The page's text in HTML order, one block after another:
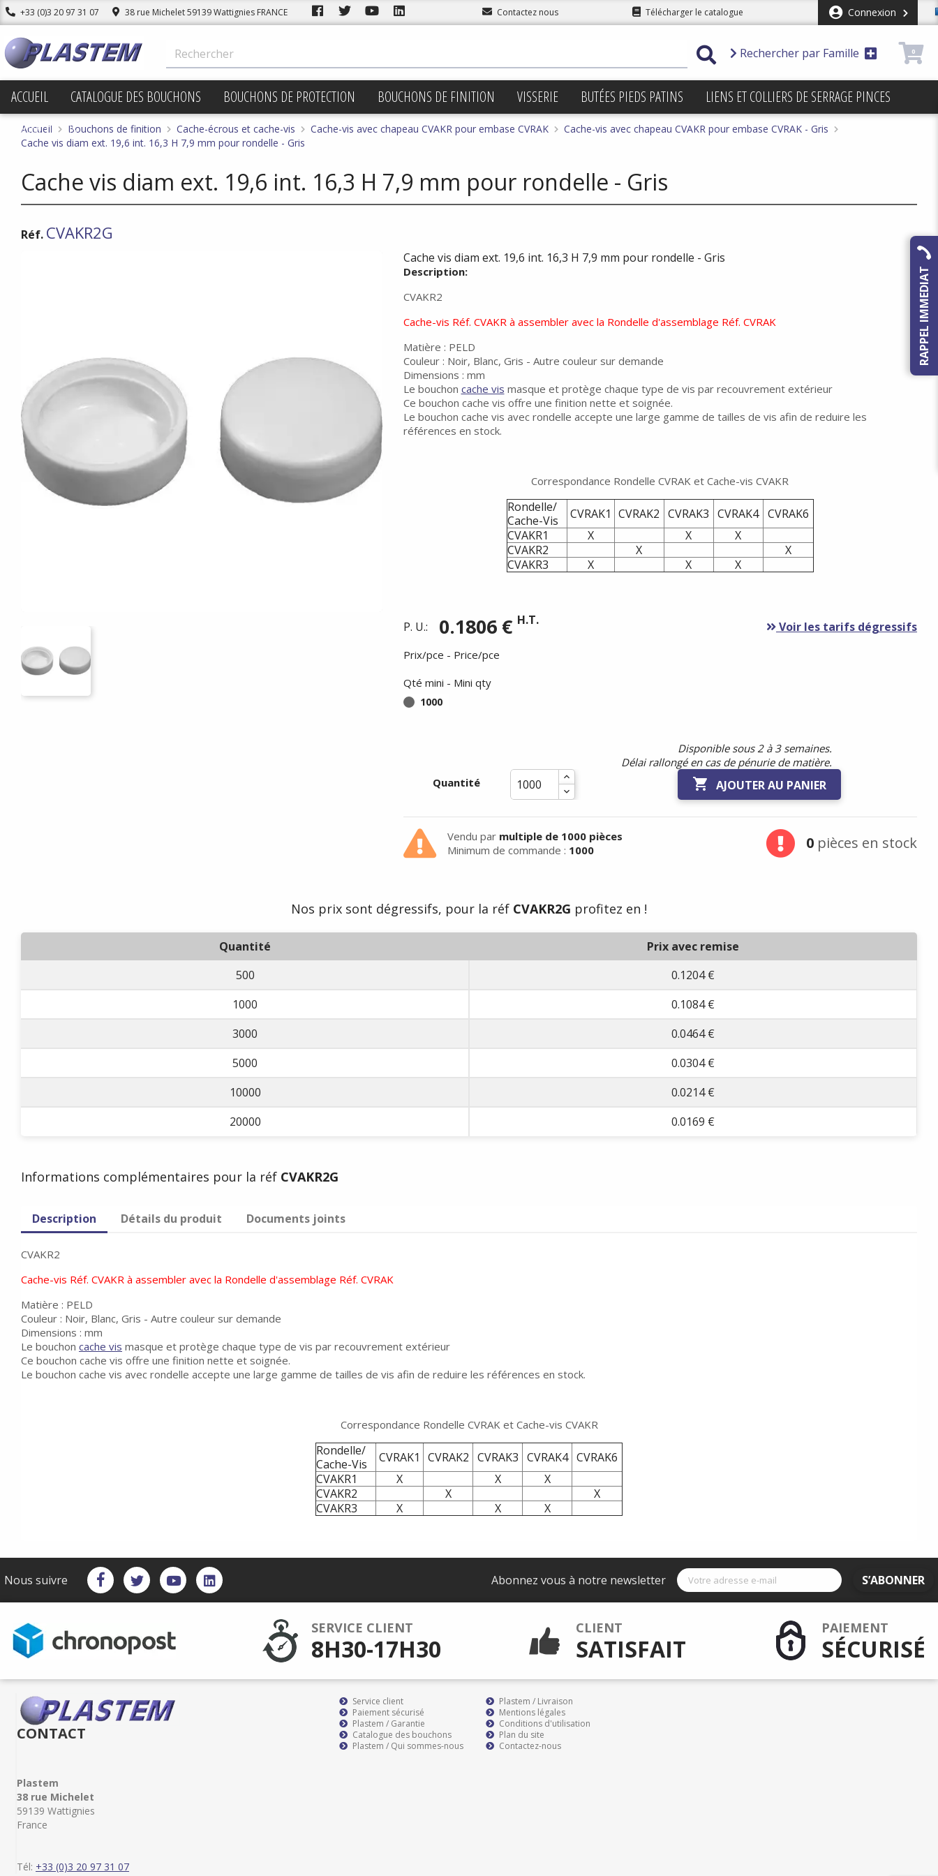
+33 (0)3 20 97 31 07 38 rue Michelet 59139 Wattignies FRANCE Contactez nous Télécharger le catalogue Connexion
Rechercher par Famille 0
ACCUEIL CATALOGUE DES BOUCHONS BOUCHONS DE PROTECTION BOUCHONS DE FINITION VISSERIE BUTÉES PIEDS PATINS
LIENS ET COLLIERS DE SERRAGE PINCES
PROMOTIONS
Accueil Bouchons de finition Cache-écrous et cache-vis Cache-vis avec chapeau CVAKR pour embase CVRAK
Cache-vis avec chapeau CVAKR pour embase CVRAK - Gris
Cache vis diam ext. 19,6 int. 16,3 H 7,9 mm pour rondelle - Gris
Cache vis diam ext. 19,6 int. 16,3 H 7,9 mm pour rondelle - Gris
Réf. CVAKR2G
Cache vis diam ext. 19,6 int. 16,3 H 7,9 mm pour rondelle - Gris
Description:
CVAKR2
Cache-vis Réf. CVAKR à assembler avec la Rondelle d'assemblage Réf. CVRAK
Matière : PELD
Couleur : Noir, Blanc, Gris - Autre couleur sur demande
Dimensions : mm
Le bouchon cache vis masque et protège chaque type de vis par recouvrement extérieur
Ce bouchon cache vis offre une finition nette et soignée.
Le bouchon cache vis avec rondelle accepte une large gamme de tailles de vis afin de reduire les
références en stock.
Correspondance Rondelle CVRAK et Cache-vis CVAKR
Rondelle/
Cache-Vis
CVRAK1 CVRAK2 CVRAK3 CVRAK4 CVRAK6
CVAKR1
X X
X
CVAKR2
X
X
CVAKR3
X X X
P. U.: 0.1806 € H.T. Voir les tarifs dégressifs
Prix/pce - Price/pce
Qté mini - Mini qty
1000
Disponible sous 2 à 3 semaines.
Délai rallongé en cas de pénurie de matière.
Quantité
 AJOUTER AU PANIER
Vendu par multiple de 1000 pièces
Minimum de commande : 1000 0pièces en stock
Nos prix sont dégressifs, pour la réf CVAKR2G profitez en !
Quantité
Prix avec remise
500
0.1204 €
1000
0.1084 €
3000
0.0464 €
5000
0.0304 €
10000
0.0214 €
20000
0.0169 €
Informations complémentaires pour la réf CVAKR2G
Description Détails du produit Documents joints
CVAKR2
Cache-vis Réf. CVAKR à assembler avec la Rondelle d'assemblage Réf. CVRAK
Matière : PELD
Couleur : Noir, Blanc, Gris - Autre couleur sur demande
Dimensions : mm
Le bouchon cache vis masque et protège chaque type de vis par recouvrement extérieur
Ce bouchon cache vis offre une finition nette et soignée.
Le bouchon cache vis avec rondelle accepte une large gamme de tailles de vis afin de reduire les références en stock.
Correspondance Rondelle CVRAK et Cache-vis CVAKR
Rondelle/
Cache-Vis
CVRAK1 CVRAK2 CVRAK3 CVRAK4 CVRAK6
CVAKR1
X X
X
CVAKR2
X
X
CVAKR3
X X X
Nous suivre Abonnez vous à notre newsletter S’ABONNER
SERVICE CLIENT
8H30-17H30
CLIENT
SATISFAIT
PAIEMENT
SÉCURISÉ
CONTACT
Plastem
38 rue Michelet
59139 Wattignies
France
Tél: +33 (0)3 20 97 31 07
Service client
Paiement sécurisé
Plastem / Garantie
Catalogue des bouchons
Plastem / Qui sommes-nous
Plastem / Livraison
Mentions légales
Conditions d'utilisation
Plan du site
Contactez-nous
RAPPEL IMMEDIAT
Congés d'été du
- 24/07/26 au soir au 17/08/26 au
matin -